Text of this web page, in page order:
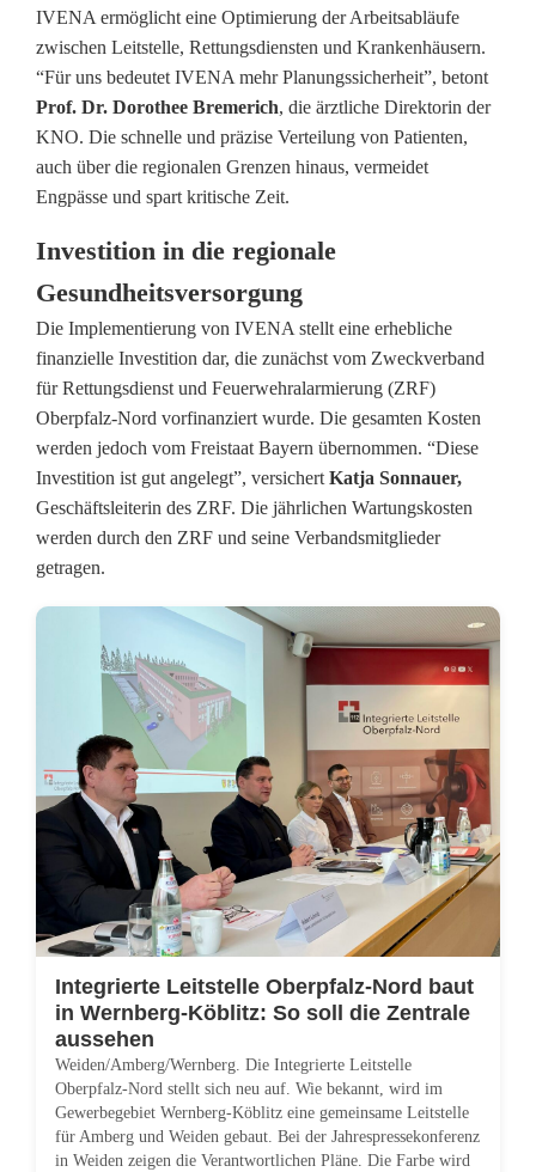
t
f
a
l
l
v
e
r
s
o
r
g
u
n
d
O
IVENA ermöglicht eine Optimierung der Arbeitsabläufe
zwischen Leitstelle, Rettungsdiensten und Krankenhäusern.
“Für uns bedeutet IVENA mehr Planungssicherheit”, betont
Prof. Dr. Dorothee Bremerich, die ärztliche Direktorin der
KNO. Die schnelle und präzise Verteilung von Patienten,
auch über die regionalen Grenzen hinaus, vermeidet
Engpässe und spart kritische Zeit.
Investition in die regionale
Gesundheitsversorgung
Die Implementierung von IVENA stellt eine erhebliche
finanzielle Investition dar, die zunächst vom Zweckverband
für Rettungsdienst und Feuerwehralarmierung (ZRF)
Oberpfalz-Nord vorfinanziert wurde. Die gesamten Kosten
werden jedoch vom Freistaat Bayern übernommen. “Diese
Investition ist gut angelegt”, versichert Katja Sonnauer,
Geschäftsleiterin des ZRF. Die jährlichen Wartungskosten
werden durch den ZRF und seine Verbandsmitglieder
getragen.
Integrierte Leitstelle Oberpfalz-Nord baut
in Wernberg-Köblitz: So soll die Zentrale
aussehen
Weiden/Amberg/Wernberg. Die Integrierte Leitstelle
Oberpfalz-Nord stellt sich neu auf. Wie bekannt, wird im
Gewerbegebiet Wernberg-Köblitz eine gemeinsame Leitstelle
für Amberg und Weiden gebaut. Bei der Jahrespressekonferenz
in Weiden zeigen die Verantwortlichen Pläne. Die Farbe wird